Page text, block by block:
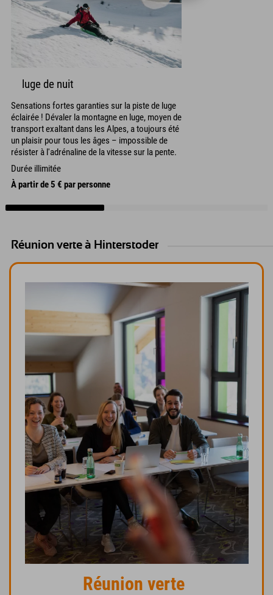
luge de nuit
Sensations fortes garanties sur la piste de luge
éclairée ! Dévaler la montagne en luge, moyen de
transport exaltant dans les Alpes, a toujours été
un plaisir pour tous les âges – impossible de
résister à l'adrénaline de la vitesse sur la pente.
Durée illimitée
À partir de 5 € par personne
Réunion verte à Hinterstoder
Réunion verte